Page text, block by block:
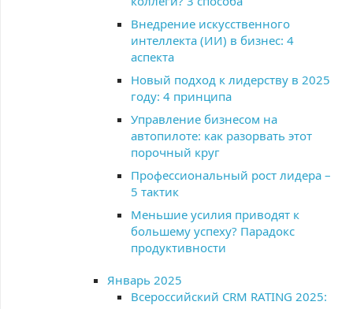
Внедрение искусственного
интеллекта (ИИ) в бизнес: 4
аспекта
Новый подход к лидерству в 2025
году: 4 принципа
Управление бизнесом на
автопилоте: как разорвать этот
порочный круг
Профессиональный рост лидера –
5 тактик
Меньшие усилия приводят к
большему успеху? Парадокс
продуктивности
Январь 2025
Всероссийский CRM RATING 2025: